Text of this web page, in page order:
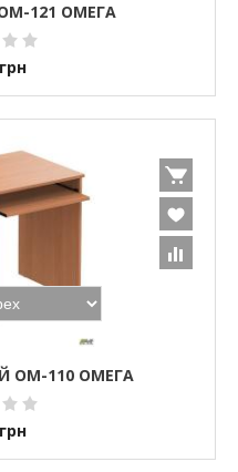
121 ОМЕГА
грн
ОМ-110 ОМЕГА
грн